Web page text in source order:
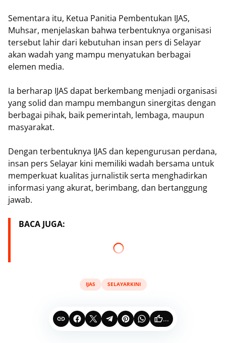
‎Sementara itu, Ketua Panitia Pembentukan IJAS,
Muhsar, menjelaskan bahwa terbentuknya organisasi
tersebut lahir dari kebutuhan insan pers di Selayar
akan wadah yang mampu menyatukan berbagai
elemen media.
‎Ia berharap IJAS dapat berkembang menjadi organisasi
yang solid dan mampu membangun sinergitas dengan
berbagai pihak, baik pemerintah, lembaga, maupun
masyarakat.
‎Dengan terbentuknya IJAS dan kepengurusan perdana,
insan pers Selayar kini memiliki wadah bersama untuk
memperkuat kualitas jurnalistik serta menghadirkan
informasi yang akurat, berimbang, dan bertanggung
jawab.
BACA JUGA:
IJAS SELAYARKINI
...